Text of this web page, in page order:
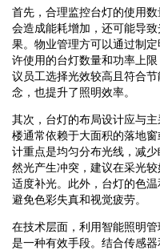
首先，合理监控台灯的使用
会造成能耗增加，还可能导
果。物业管理方可以通过制
许使用的台灯数量和功率上
议员工选择光效较高且符合
念，也提升了照明效率。
其次，台灯的布局设计应与
楼通常依赖于大面积的落地
计重点是均匀分布光线，减
然光产生冲突，建议在采光
适度补光。此外，台灯的色
避免色彩失真和视觉疲劳。
在技术层面，利用智能照明
是一种有效手段。结合传感